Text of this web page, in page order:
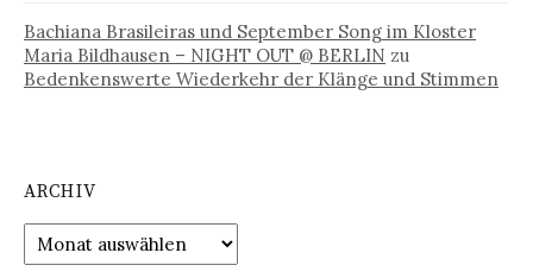
Bachiana Brasileiras und September Song im Kloster
Maria Bildhausen – NIGHT OUT @ BERLIN zu
Bedenkenswerte Wiederkehr der Klänge und Stimmen
ARCHIV
Archiv